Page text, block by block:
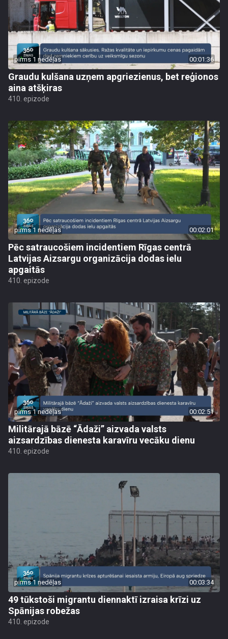
pirms 1 nedēļas 00:01:36
Graudu kulšana uzņem apgriezienus, bet reģionos
aina atšķiras
410. epizode
pirms 1 nedēļas 00:02:01
Pēc satraucošiem incidentiem Rīgas centrā
Latvijas Aizsargu organizācija dodas ielu
apgaitās
410. epizode
pirms 1 nedēļas 00:02:51
Militārajā bāzē “Ādaži” aizvada valsts
aizsardzības dienesta karavīru vecāku dienu
410. epizode
pirms 1 nedēļas 00:03:34
49 tūkstoši migrantu diennaktī izraisa krīzi uz
Spānijas robežas
410. epizode